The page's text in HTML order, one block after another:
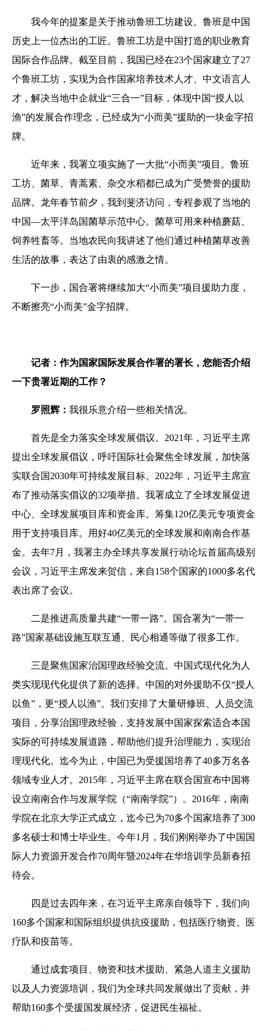
我今年的提案是关于推动鲁班工坊建设。鲁班是中国
历史上一位杰出的工匠。鲁班工坊是中国打造的职业教育
国际合作品牌。截至目前，我国已经在23个国家建立了27
个鲁班工坊，实现为合作国家培养技术人才、中文语言人
才，解决当地中企就业“三合一”目标，体现中国“授人以
渔”的发展合作理念，已经成为“小而美”援助的一块金字招
牌。
近年来，我署立项实施了一大批“小而美”项目。鲁班
工坊、菌草、青蒿素、杂交水稻都已成为广受赞誉的援助
品牌。龙年春节前夕，我到斐济访问，专程参观了当地的
中国—太平洋岛国菌草示范中心。菌草可用来种植蘑菇、
饲养牲畜等。当地农民向我讲述了他们通过种植菌草改善
生活的故事，表达了由衷的感激之情。
下一步，国合署将继续加大“小而美”项目援助力度，
不断擦亮“小而美”金字招牌。
记者：作为国家国际发展合作署的署长，您能否介绍
一下贵署近期的工作？
罗照辉： 我很乐意介绍一些相关情况。
首先是全力落实全球发展倡议。2021年，习近平主席
提出全球发展倡议，呼吁国际社会聚焦全球发展，加快落
实联合国2030年可持续发展目标。2022年，习近平主席宣
布了推动落实倡议的32项举措。我署成立了全球发展促进
中心、全球发展项目库和资金库。筹集120亿美元专项资金
用于支持项目库。用好40亿美元的全球发展和南南合作基
金。去年7月，我署主办全球共享发展行动论坛首届高级别
会议，习近平主席发来贺信，来自158个国家的1000多名代
表出席了会议。
二是推进高质量共建“一带一路”。国合署为“一带一
路”国家基础设施互联互通、民心相通等做了很多工作。
三是聚焦国家治国理政经验交流。中国式现代化为人
类实现现代化提供了新的选择。中国的对外援助不仅“授人
以鱼”，更“授人以渔”。我们安排了大量研修班、人员交流
项目，分享治国理政经验，支持发展中国家探索适合本国
实际的可持续发展道路，帮助他们提升治理能力，实现治
理现代化。迄今为止，中国已为受援国培养了40多万名各
领域专业人才。2015年，习近平主席在联合国宣布中国将
设立南南合作与发展学院（“南南学院”）。2016年，南南
学院在北京大学正式成立，迄今已为70多个国家培养了300
多名硕士和博士毕业生。今年1月，我们刚刚举办了中国国
际人力资源开发合作70周年暨2024年在华培训学员新春招
待会。
四是过去四年来，在习近平主席亲自领导下，我们向
160多个国家和国际组织提供抗疫援助，包括医疗物资、医
疗队和疫苗等。
通过成套项目、物资和技术援助、紧急人道主义援助
以及人力资源培训，我们为全球共同发展做出了贡献，并
帮助160多个受援国发展经济，促进民生福祉。